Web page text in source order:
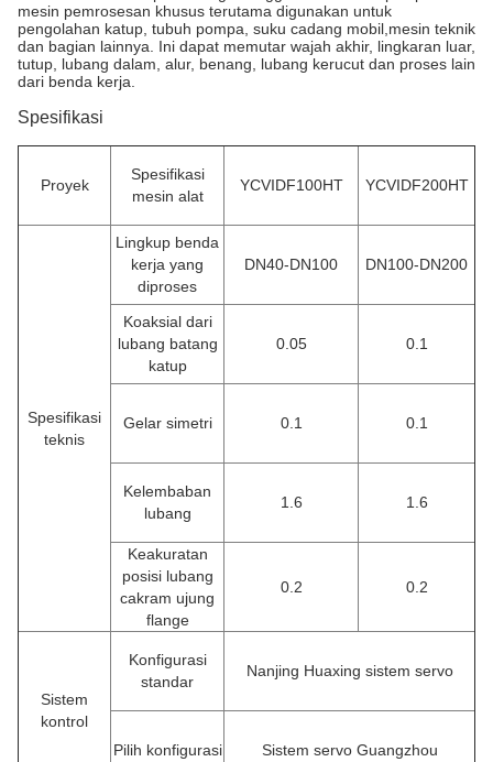
mesin pemrosesan khusus terutama digunakan untuk
pengolahan katup, tubuh pompa, suku cadang mobil,mesin teknik
dan bagian lainnya. Ini dapat memutar wajah akhir, lingkaran luar,
tutup, lubang dalam, alur, benang, lubang kerucut dan proses lain
dari benda kerja.
Spesifikasi
Proyek
Spesifikasi
mesin alat
YCVIDF100HT YCVIDF200HT
Spesifikasi
teknis
Lingkup benda
kerja yang
diproses
DN40-DN100 DN100-DN200
Koaksial dari
lubang batang
katup
0.05 0.1
Gelar simetri 0.1 0.1
Kelembaban
lubang
1.6 1.6
Keakuratan
posisi lubang
cakram ujung
flange
0.2 0.2
Sistem
kontrol
Konfigurasi
standar
Nanjing Huaxing sistem servo
Pilih konfigurasi Sistem servo Guangzhou